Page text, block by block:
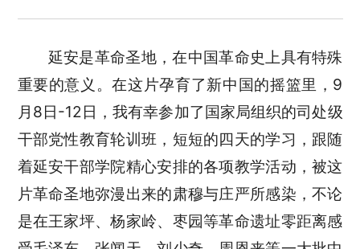
延安是革命圣地，在中国革命史上具有特殊
重要的意义。在这片孕育了新中国的摇篮里，9
月8日-12日，我有幸参加了国家局组织的司处级
干部党性教育轮训班，短短的四天的学习，跟随
着延安干部学院精心安排的各项教学活动，被这
片革命圣地弥漫出来的肃穆与庄严所感染，不论
是在王家坪、杨家岭、枣园等革命遗址零距离感